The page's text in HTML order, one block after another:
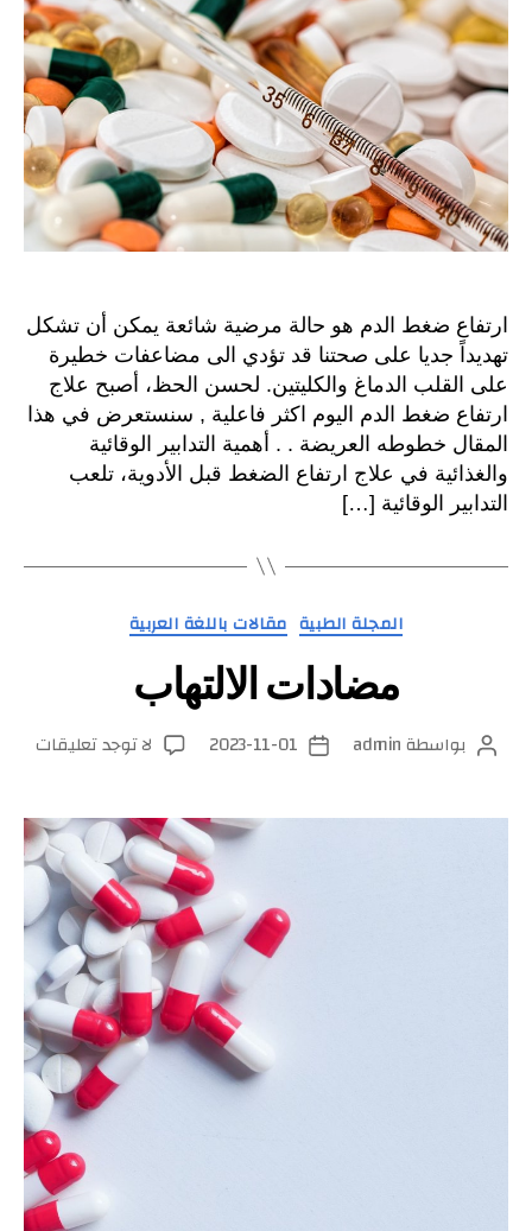
ارتفاع ضغط الدم هو حالة مرضية شائعة يمكن أن تشكل
تهديداً جديا على صحتنا قد تؤدي الى مضاعفات خطيرة
على القلب الدماغ والكليتين. لحسن الحظ، أصبح علاج
ارتفاع ضغط الدم اليوم اكثر فاعلية , سنستعرض في هذا
المقال خطوطه العريضة . . أهمية التدابير الوقائية
والغذائية في علاج ارتفاع الضغط قبل الأدوية، تلعب
التدابير الوقائية […]
التصنيفات المجلة الطبية مقالات باللغة العربية
مضادات الالتهاب
كاتببواسطةadmin
تاريخ2023-11-01 لا توجد تعليقاتعلى